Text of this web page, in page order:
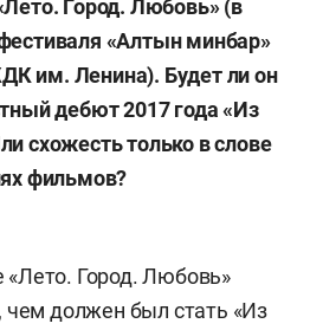
Город. Любовь» (в
«Алтын минбар»
им. Ленина). Будет ли он
дебют 2017 года «Из
схожесть только в слове
фильмов?
Город. Любовь»
чем должен был стать «Из